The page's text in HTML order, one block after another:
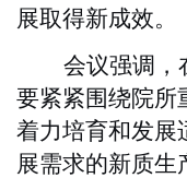
展取得新成效。
会议强调，
要紧紧围绕院所
着力培育和发展
展需求的新质生